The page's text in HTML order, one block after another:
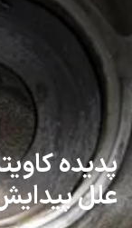
پدیده
علل